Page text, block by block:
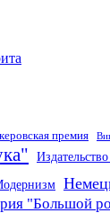
премия
"Большой